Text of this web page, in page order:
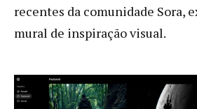
recentes da comunidade Sora,
mural de inspiração visual.